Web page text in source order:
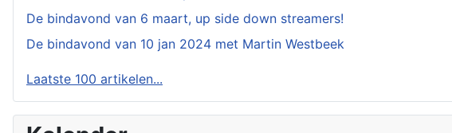
De bindavond van 6 maart, up side down streamers!
De bindavond van 10 jan 2024 met Martin Westbeek
Laatste 100 artikelen...